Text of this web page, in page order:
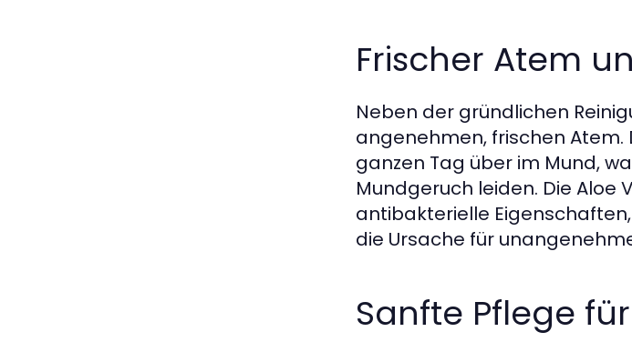
Frischer Atem
Neben der gründlichen
angenehmen, frischen
ganzen Tag über im Mund,
Mundgeruch leiden. Die Aloe
antibakterielle
die Ursache für
Sanfte Pflege